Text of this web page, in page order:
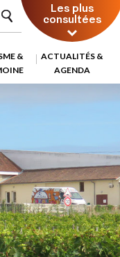
Les plus
consultées
&
ACTUALITÉS &
AGENDA